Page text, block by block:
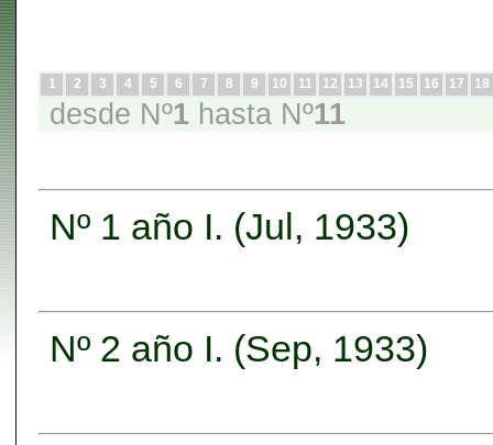
1 2 3 4 5 6 7 8 9 10 11 12 13 14 15 16 17 18
desde Nº1 hasta Nº11
Nº 1 año I. (Jul, 1933)
Nº 2 año I. (Sep, 1933)